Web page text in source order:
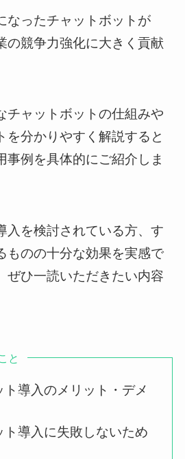
なったチャットボットが
の競争力強化に大きく貢献
チャットボットの仕組みや
を分かりやすく解説すると
事例を具体的にご紹介しま
入を検討されている方、す
ものの十分な効果を実感で
ぜひ一読いただきたい内容
と
ト導入のメリット・デメ
ト導入に失敗しないため